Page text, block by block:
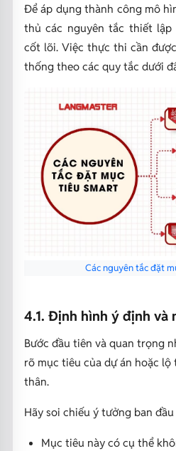
Để áp dụng thành công mô
thủ các nguyên tắc thiết
cốt lõi. Việc thực thi cần
thống theo các quy tắc dưới
Các nguyên tắc đặt
4.1. Định hình ý định và
Bước đầu tiên và quan trọng
rõ mục tiêu của dự án hoặc
thân.
Hãy soi chiếu ý tưởng ban
Mục tiêu này có cụ thể